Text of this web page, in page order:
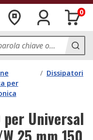
0
per
/ Dissipatori
per Universal